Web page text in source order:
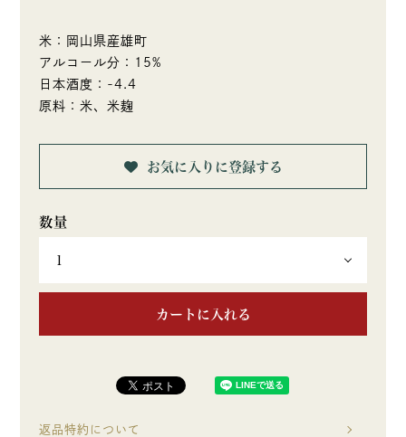
米：岡山県産雄町
アルコール分：15%
日本酒度：-4.4
原料：米、米麹
お気に入りに登録する
カートに入れる
返品特約について